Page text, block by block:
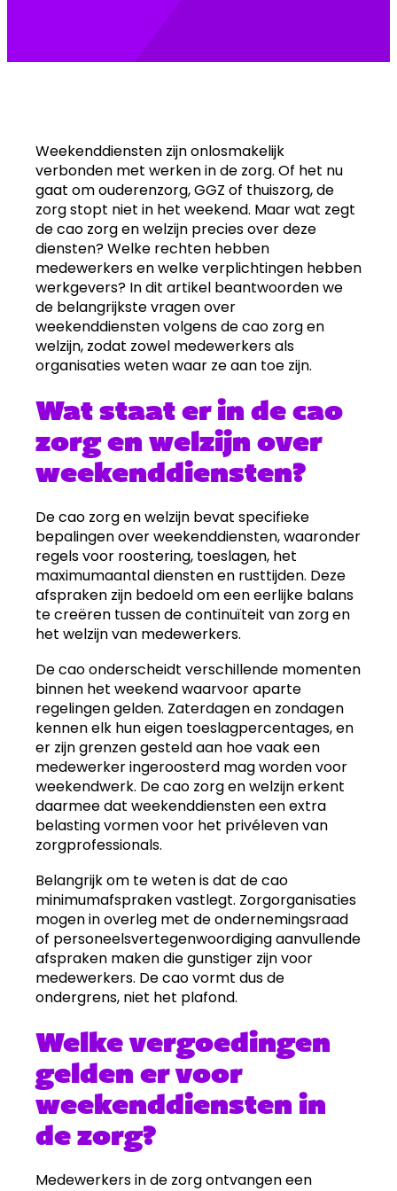
Weekenddiensten zijn onlosmakelijk
verbonden met werken in de zorg. Of het nu
gaat om ouderenzorg, GGZ of thuiszorg, de
zorg stopt niet in het weekend. Maar wat zegt
de cao zorg en welzijn precies over deze
diensten? Welke rechten hebben
medewerkers en welke verplichtingen hebben
werkgevers? In dit artikel beantwoorden we
de belangrijkste vragen over
weekenddiensten volgens de cao zorg en
welzijn, zodat zowel medewerkers als
organisaties weten waar ze aan toe zijn.
Wat staat er in de cao
zorg en welzijn over
weekenddiensten?
De cao zorg en welzijn bevat specifieke
bepalingen over weekenddiensten, waaronder
regels voor roostering, toeslagen, het
maximumaantal diensten en rusttijden. Deze
afspraken zijn bedoeld om een eerlijke balans
te creëren tussen de continuïteit van zorg en
het welzijn van medewerkers.
De cao onderscheidt verschillende momenten
binnen het weekend waarvoor aparte
regelingen gelden. Zaterdagen en zondagen
kennen elk hun eigen toeslagpercentages, en
er zijn grenzen gesteld aan hoe vaak een
medewerker ingeroosterd mag worden voor
weekendwerk. De cao zorg en welzijn erkent
daarmee dat weekenddiensten een extra
belasting vormen voor het privéleven van
zorgprofessionals.
Belangrijk om te weten is dat de cao
minimumafspraken vastlegt. Zorgorganisaties
mogen in overleg met de ondernemingsraad
of personeelsvertegenwoordiging aanvullende
afspraken maken die gunstiger zijn voor
medewerkers. De cao vormt dus de
ondergrens, niet het plafond.
Welke vergoedingen
gelden er voor
weekenddiensten in
de zorg?
Medewerkers in de zorg ontvangen een